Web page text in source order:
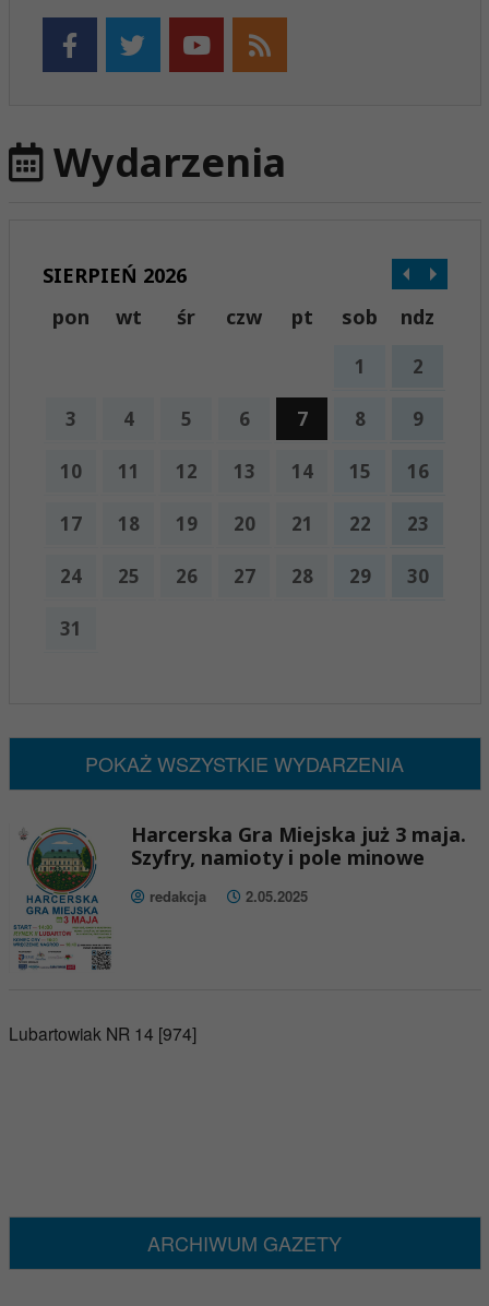
Wydarzenia
SIERPIEŃ 2026
pon
wt śr czw pt sob ndz
1 2
3 4 5 6 7 8 9
10 11 12 13 14 15 16
17 18 19 20 21 22 23
24 25 26 27 28 29 30
31
POKAŻ WSZYSTKIE WYDARZENIA
Harcerska Gra Miejska już 3 maja.
Szyfry, namioty i pole minowe
redakcja 2.05.2025
Lubartowiak NR 14 [974]
ARCHIWUM GAZETY